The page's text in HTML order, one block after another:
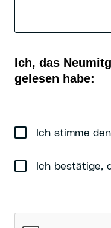
Ich, das
gelesen habe:
Ich stimme den
Ich bestätige,